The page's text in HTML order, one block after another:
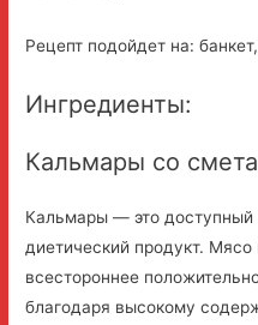
Рецепт подойдет на:
Ингредиенты:
Кальмары со
Кальмары — это доступный
диетический продукт.
всестороннее
благодаря высокому